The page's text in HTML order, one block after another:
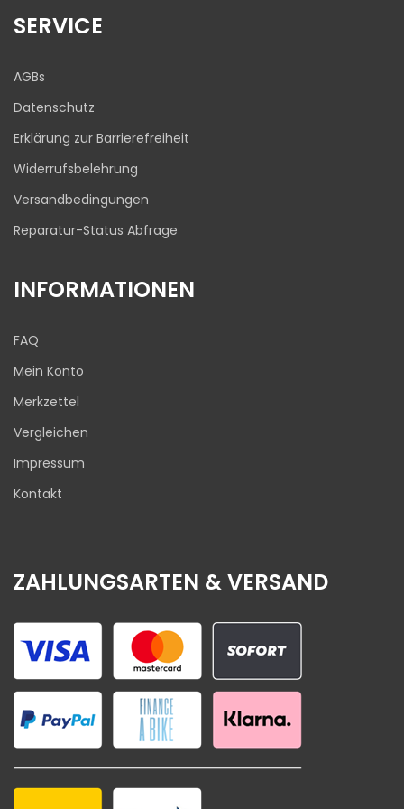
Bewertungen von
1
anderen Quelle
SERVICE
AGBs
Datenschutz
Erklärung zur Barrierefreiheit
Widerrufsbelehrung
Versandbedingungen
Reparatur-Status Abfrage
INFORMATIONEN
FAQ
Mein Konto
Merkzettel
Vergleichen
Impressum
Kontakt
ZAHLUNGSARTEN & VERSAND